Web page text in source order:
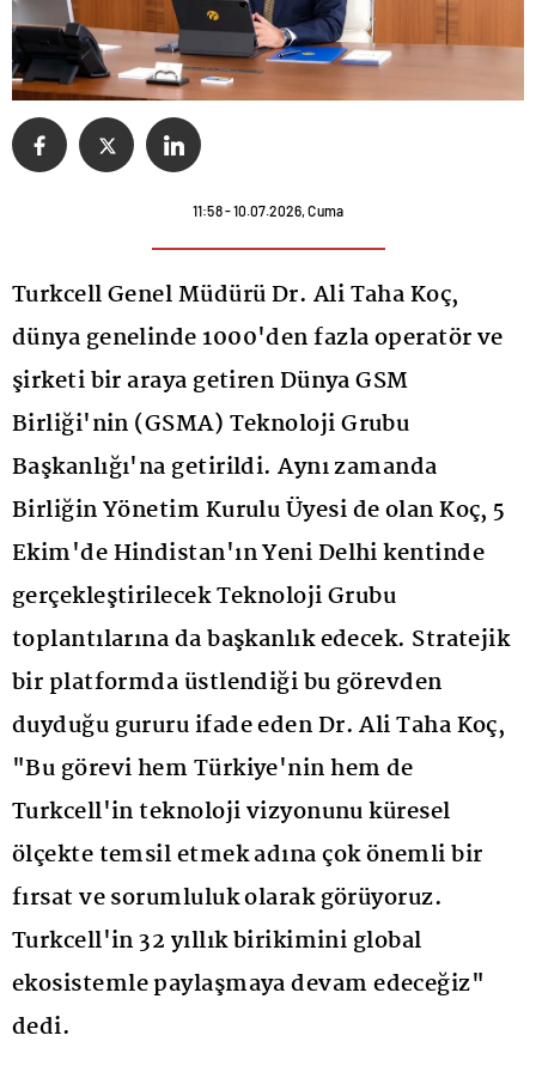
11:58 - 10.07.2026, Cuma
Turkcell Genel Müdürü Dr. Ali Taha Koç,
dünya genelinde 1000'den fazla operatör ve
şirketi bir araya getiren Dünya GSM
Birliği'nin (GSMA) Teknoloji Grubu
Başkanlığı'na getirildi. Aynı zamanda
Birliğin Yönetim Kurulu Üyesi de olan Koç, 5
Ekim'de Hindistan'ın Yeni Delhi kentinde
gerçekleştirilecek Teknoloji Grubu
toplantılarına da başkanlık edecek. Stratejik
bir platformda üstlendiği bu görevden
duyduğu gururu ifade eden Dr. Ali Taha Koç,
"Bu görevi hem Türkiye'nin hem de
Turkcell'in teknoloji vizyonunu küresel
ölçekte temsil etmek adına çok önemli bir
fırsat ve sorumluluk olarak görüyoruz.
Turkcell'in 32 yıllık birikimini global
ekosistemle paylaşmaya devam edeceğiz"
dedi.